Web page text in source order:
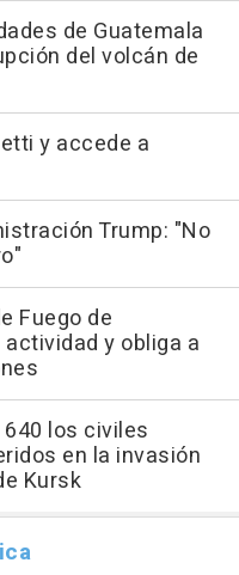
de Guatemala
del volcán de
y accede a
Trump: "No
Fuego de
y obliga a
los civiles
en la invasión
Kursk